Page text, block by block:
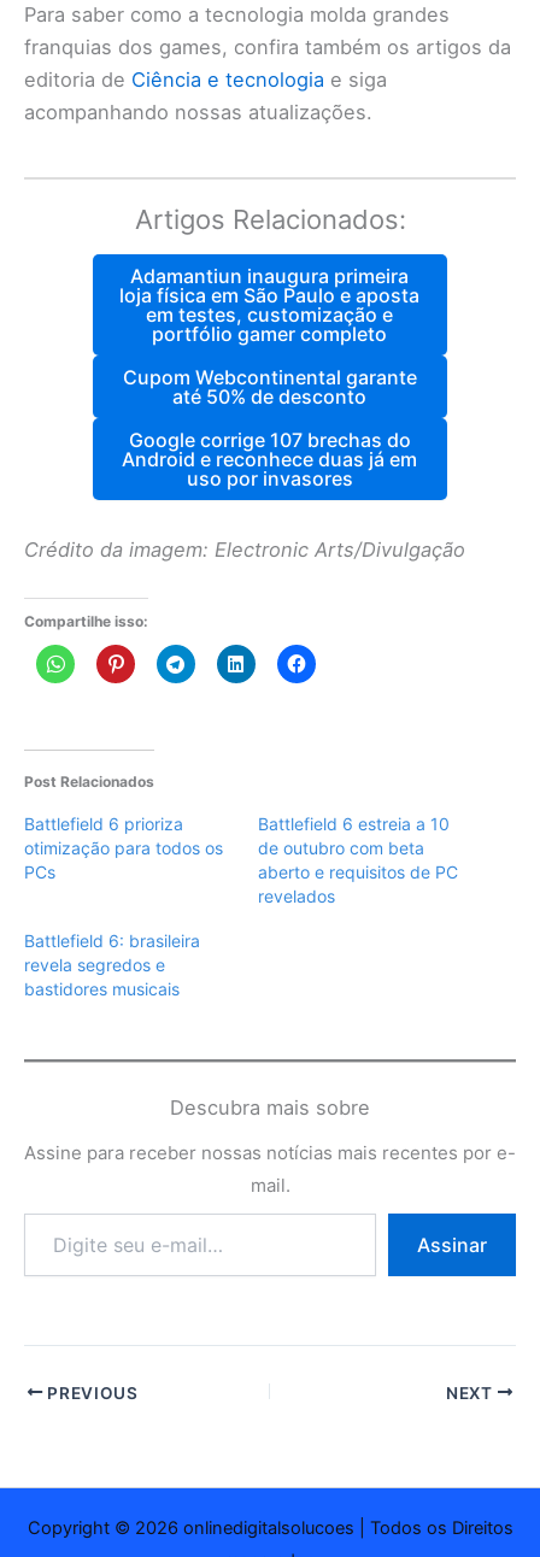
Para saber como a tecnologia molda grandes
franquias dos games, confira também os artigos da
editoria de Ciência e tecnologia e siga
acompanhando nossas atualizações.
Artigos Relacionados:
Adamantiun inaugura primeira
loja física em São Paulo e aposta
em testes, customização e
portfólio gamer completo
Cupom Webcontinental garante
até 50% de desconto
Google corrige 107 brechas do
Android e reconhece duas já em
uso por invasores
Crédito da imagem: Electronic Arts/Divulgação
Compartilhe isso:
Post Relacionados
Battlefield 6 prioriza
otimização para todos os
PCs
Battlefield 6 estreia a 10
de outubro com beta
aberto e requisitos de PC
revelados
Battlefield 6: brasileira
revela segredos e
bastidores musicais
Descubra mais sobre
Assine para receber nossas notícias mais recentes por e-
mail.
e-
Assinar
PREVIOUS NEXT
Copyright © 2026 onlinedigitalsolucoes | Todos os Direitos